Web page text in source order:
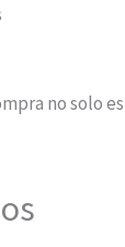
no solo